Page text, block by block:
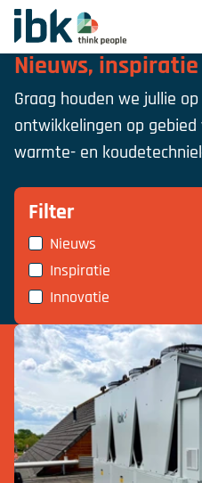
Ga naar homepage
Nieuws,
Graag houden we jullie
ontwikkelingen op
warmte- en
Filter
Nieuws
Inspiratie
Innovatie